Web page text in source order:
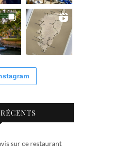
sur ce restaurant